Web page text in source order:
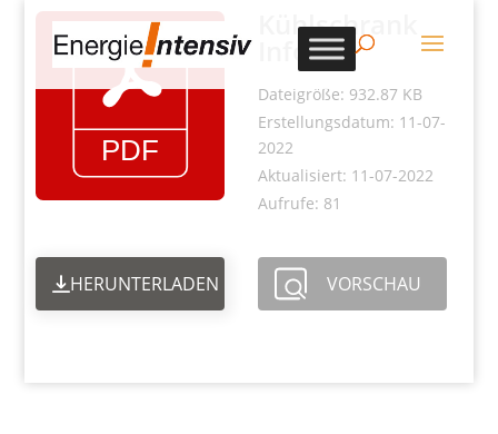
Kühlschrank
Info 1
Dateigröße: 932.87 KB
Erstellungsdatum: 11-07-
2022
Aktualisiert: 11-07-2022
Aufrufe: 81
HERUNTERLADEN VORSCHAU